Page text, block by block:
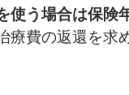
う場合は保険
療費の返還を求